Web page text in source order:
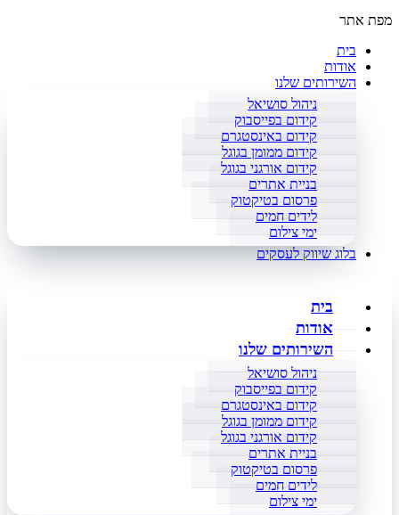
מפת אתר
בית
אודות
השירותים שלנו
ניהול סושיאל
קידום בפייסבוק
קידום באינסטגרם
קידום ממומן בגוגל
קידום אורגני בגוגל
בניית אתרים
פרסום בטיקטוק
לידים חמים
ימי צילום
בלוג שיווק לעסקים
בית
אודות
השירותים שלנו
ניהול סושיאל
קידום בפייסבוק
קידום באינסטגרם
קידום ממומן בגוגל
קידום אורגני בגוגל
בניית אתרים
פרסום בטיקטוק
לידים חמים
ימי צילום